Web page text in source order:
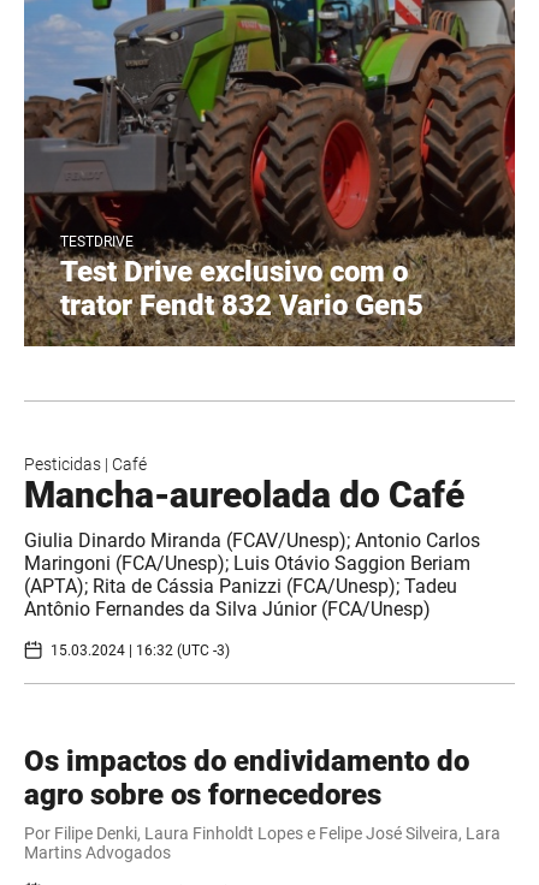
TESTDRIVE
Test Drive exclusivo com o
trator Fendt 832 Vario Gen5
Pesticidas | Café
Mancha-aureolada do Café
Giulia Dinardo Miranda (FCAV/Unesp); Antonio Carlos
Maringoni (FCA/Unesp); Luis Otávio Saggion Beriam
(APTA); Rita de Cássia Panizzi (FCA/Unesp); Tadeu
Antônio Fernandes da Silva Júnior (FCA/Unesp)
15.03.2024 | 16:32 (UTC -3)
Os impactos do endividamento do
agro sobre os fornecedores
Por Filipe Denki, Laura Finholdt Lopes e Felipe José Silveira, Lara
Martins Advogados